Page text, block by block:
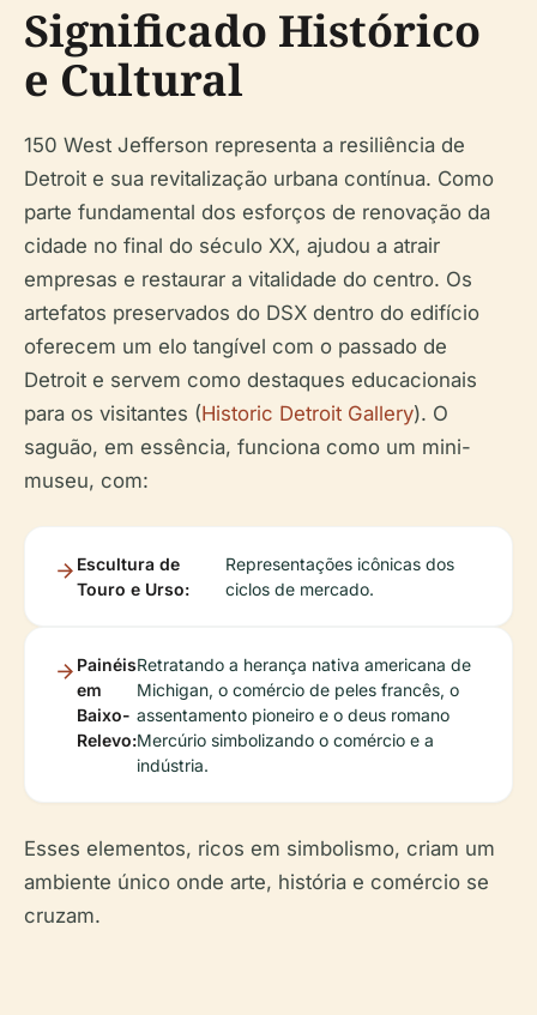
Significado Histórico
e Cultural
150 West Jefferson representa a resiliência de
Detroit e sua revitalização urbana contínua. Como
parte fundamental dos esforços de renovação da
cidade no final do século XX, ajudou a atrair
empresas e restaurar a vitalidade do centro. Os
artefatos preservados do DSX dentro do edifício
oferecem um elo tangível com o passado de
Detroit e servem como destaques educacionais
para os visitantes (Historic Detroit Gallery). O
saguão, em essência, funciona como um mini-
museu, com:
Escultura de
Touro e Urso:
Representações icônicas dos
ciclos de mercado.
Painéis
em
Baixo-
Relevo:
Retratando a herança nativa americana de
Michigan, o comércio de peles francês, o
assentamento pioneiro e o deus romano
Mercúrio simbolizando o comércio e a
indústria.
Esses elementos, ricos em simbolismo, criam um
ambiente único onde arte, história e comércio se
cruzam.